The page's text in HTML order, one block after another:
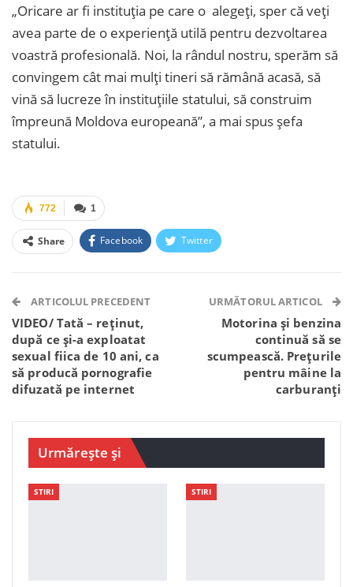
„Oricare ar fi instituția pe care o alegeți, sper că veți
avea parte de o experiență utilă pentru dezvoltarea
voastră profesională. Noi, la rândul nostru, sperăm să
convingem cât mai mulți tineri să rămână acasă, să
vină să lucreze în instituțiile statului, să construim
împreună Moldova europeană”, a mai spus șefa
statului.
1
772
Share Facebook Twitter
Telegram WhatsApp Viber
ARTICOLUL PRECEDENT
VIDEO/ Tată – reținut,
după ce și-a exploatat
sexual fiica de 10 ani, ca
să producă pornografie
difuzată pe internet
URMĂTORUL ARTICOL
Motorina și benzina
continuă să se
scumpească. Prețurile
pentru mâine la
carburanți
Urmărește și
STIRI STIRI